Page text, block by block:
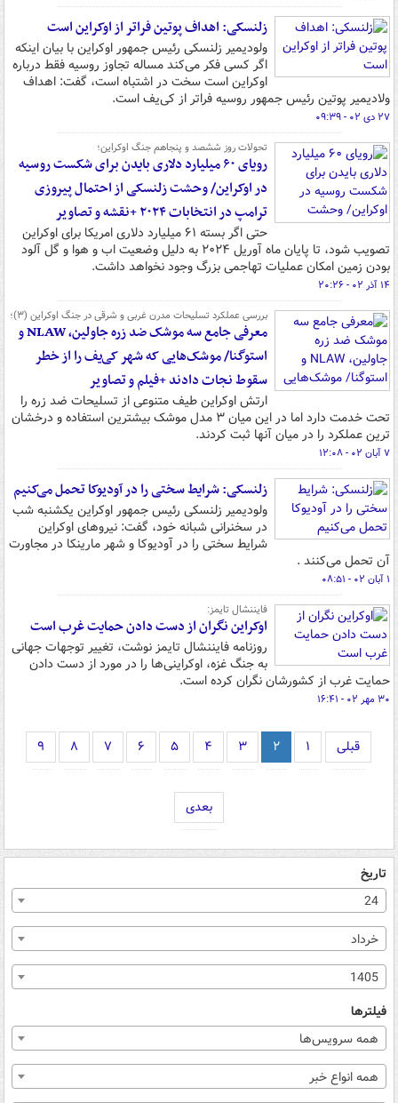
زلنسکی: اهداف پوتین فراتر از اوکراین است
ولودیمیر زلنسکی رئیس جمهور اوکراین با بیان اینکه
اگر کسی فکر می‌کند مساله تجاوز روسیه فقط درباره
اوکراین است سخت در اشتباه است، گفت: اهداف
ولادیمیر پوتین رئیس جمهور روسیه فراتر از کی‌یف است.
۲۷ دی ۰۲ - ۰۹:۳۹
تحولات روز ششصد و پنجاهم جنگ اوکراین؛
رویای ۶۰ میلیارد دلاری بایدن برای شکست روسیه
در اوکراین/ وحشت زلنسکی از احتمال پیروزی
ترامپ در انتخابات ۲۰۲۴ +نقشه و تصاویر
حتی اگر بسته ۶۱ میلیارد دلاری امریکا برای اوکراین
تصویب شود، تا پایان ماه آوریل ۲۰۲۴ به دلیل وضعیت اب و هوا و گل آلود
بودن زمین امکان عملیات تهاجمی بزرگ وجود نخواهد داشت.
۱۴ آذر ۰۲ - ۲۰:۲۶
بررسی عملکرد تسلیحات مدرن غربی و شرقی در جنگ اوکراین (۳)؛
معرفی جامع سه موشک ضد زره جاولین، NLAW و
استوگنا/ موشک‌هایی که شهر کی‌یف را از خطر
سقوط نجات دادند +فیلم و تصاویر
ارتش اوکراین طیف متنوعی از تسلیحات ضد زره را
تحت خدمت دارد اما در این میان ۳ مدل موشک بیشترین استفاده و درخشان
ترین عملکرد را در میان آنها ثبت کردند.
۷ آبان ۰۲ - ۱۲:۰۸
زلنسکی: شرایط سختی را در آودیوکا تحمل می‌کنیم
ولودیمیر زلنسکی رئیس جمهور اوکراین یکشنبه شب
در سخنرانی شبانه خود، گفت: نیروهای اوکراین
شرایط سختی را در آودیوکا و شهر مارینکا در مجاورت
آن تحمل می‌کنند .
۱ آبان ۰۲ - ۰۸:۵۱
فایننشال تایمز:
اوکراین نگران از دست دادن حمایت غرب است
روزنامه فایننشال تایمز نوشت، تغییر توجهات جهانی
به جنگ غزه، اوکراینی‌ها را در مورد از دست دادن
حمایت غرب از کشورشان نگران کرده است.
۳۰ مهر ۰۲ - ۱۶:۴۱
قبلی ۱ ۲ ۳ ۴ ۵ ۶ ۷ ۸ ۹
بعدی
تاریخ
24
خرداد
1405
فیلترها
همه سرویس‌ها
همه انواع خبر